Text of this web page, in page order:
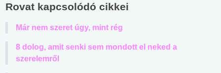
Rovat kapcsolódó cikkei
Már nem szeret úgy, mint rég
8 dolog, amit senki sem mondott el neked a
szerelemről